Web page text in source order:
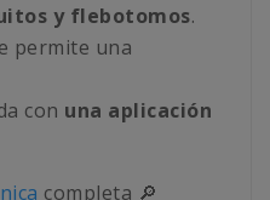
y flebotomos.
permite una
con una aplicación
completa 🔎